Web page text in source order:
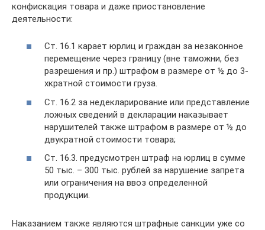
конфискация товара и даже приостановление
деятельности:
Ст. 16.1 карает юрлиц и граждан за незаконное
перемещение через границу (вне таможни, без
разрешения и пр.) штрафом в размере от ½ до 3-
хкратной стоимости груза.
Ст. 16.2 за недекларирование или представление
ложных сведений в декларации наказывает
нарушителей также штрафом в размере от ½ до
двукратной стоимости товара;
Ст. 16.3. предусмотрен штраф на юрлиц в сумме
50 тыс. – 300 тыс. рублей за нарушение запрета
или ограничения на ввоз определенной
продукции.
Наказанием также являются штрафные санкции уже со